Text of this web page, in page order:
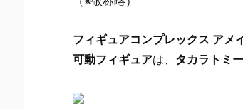
フィギュアコンプレックス ア
可動フィギュアは、 タカラトミー